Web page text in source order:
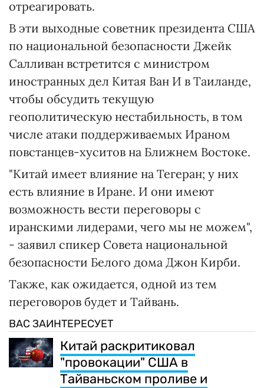
отреагировать.
В эти выходные советник президента США
по национальной безопасности Джейк
Салливан встретится с министром
иностранных дел Китая Ван И в Таиланде,
чтобы обсудить текущую
геополитическую нестабильность, в том
числе атаки поддерживаемых Ираном
повстанцев-хуситов на Ближнем Востоке.
"Китай имеет влияние на Тегеран; у них
есть влияние в Иране. И они имеют
возможность вести переговоры с
иранскими лидерами, чего мы не можем",
- заявил спикер Совета национальной
безопасности Белого дома Джон Кирби.
Также, как ожидается, одной из тем
переговоров будет и Тайвань.
ВАС ЗАИНТЕРЕСУЕТ
Китай раскритиковал
"провокации" США в
Тайваньском проливе и